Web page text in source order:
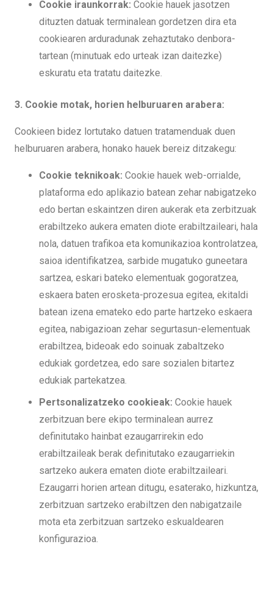
Cookie iraunkorrak: Cookie hauek jasotzen
dituzten datuak terminalean gordetzen dira eta
cookiearen arduradunak zehaztutako denbora-
tartean (minutuak edo urteak izan daitezke)
eskuratu eta tratatu daitezke.
3. Cookie motak, horien helburuaren arabera:
Cookieen bidez lortutako datuen tratamenduak duen
helburuaren arabera, honako hauek bereiz ditzakegu:
Cookie teknikoak: Cookie hauek web-orrialde,
plataforma edo aplikazio batean zehar nabigatzeko
edo bertan eskaintzen diren aukerak eta zerbitzuak
erabiltzeko aukera ematen diote erabiltzaileari, hala
nola, datuen trafikoa eta komunikazioa kontrolatzea,
saioa identifikatzea, sarbide mugatuko guneetara
sartzea, eskari bateko elementuak gogoratzea,
eskaera baten erosketa-prozesua egitea, ekitaldi
batean izena emateko edo parte hartzeko eskaera
egitea, nabigazioan zehar segurtasun-elementuak
erabiltzea, bideoak edo soinuak zabaltzeko
edukiak gordetzea, edo sare sozialen bitartez
edukiak partekatzea.
Pertsonalizatzeko cookieak: Cookie hauek
zerbitzuan bere ekipo terminalean aurrez
definitutako hainbat ezaugarrirekin edo
erabiltzaileak berak definitutako ezaugarriekin
sartzeko aukera ematen diote erabiltzaileari.
Ezaugarri horien artean ditugu, esaterako, hizkuntza,
zerbitzuan sartzeko erabiltzen den nabigatzaile
mota eta zerbitzuan sartzeko eskualdearen
konfigurazioa.